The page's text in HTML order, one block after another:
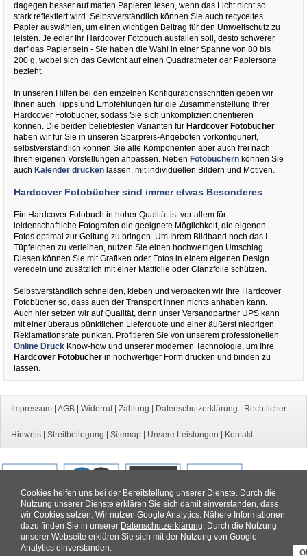
Cookies helfen uns bei der Bereitstellung unserer Dienste. Durch die
Nutzung unserer Dienste erklären Sie sich damit einverstanden, dass
wir Cookies setzen. Wir nutzen Google Analytics. Nähere Informationen
dazu finden Sie in unserer Datenschutzerklärung. Durch die Nutzung
unserer Webseite erklären Sie sich mit der Nutzung von Google
Analytics einverstanden.
dagegen besser auf matten Papieren lesen, wenn das Licht nicht so
stark reflektiert wird. Selbstverständlich können Sie auch recyceltes
Papier auswählen, um einen wichtigen Beitrag für den Umweltschutz zu
leisten. Je edler Ihr Hardcover Fotobuch ausfallen soll, desto schwerer
darf das Papier sein - Sie haben die Wahl in einer Spanne von 80 bis
200 g, wobei sich das Gewicht auf einen Quadratmeter der Papiersorte
bezieht.
In unseren Hilfen bei den einzelnen Konfigurationsschritten geben wir
Ihnen auch Tipps und Empfehlungen für die Zusammenstellung Ihrer
Hardcover Fotobücher, sodass Sie sich unkompliziert orientieren
können. Die beiden beliebtesten Varianten für Hardcover Fotobücher
haben wir für Sie in unseren Sparpreis-Angeboten vorkonfiguriert,
selbstverständlich können Sie alle Komponenten aber auch frei nach
Ihren eigenen Vorstellungen anpassen. Neben Fotobüchern können Sie
auch Kalender drucken lassen, mit individuellen Bildern und Motiven.
Hardcover Fotobücher sind immer etwas Besonderes
Ein Hardcover Fotobuch in hoher Qualität ist vor allem für
leidenschaftliche Fotografen die geeignete Möglichkeit, die eigenen
Fotos optimal zur Geltung zu bringen. Um Ihrem Bildband noch das I-
Tüpfelchen zu verleihen, nutzen Sie einen hochwertigen Umschlag.
Diesen können Sie mit Grafiken oder Fotos in einem eigenen Design
veredeln und zusätzlich mit einer Mattfolie oder Glanzfolie schützen.
Selbstverständlich schneiden, kleben und verpacken wir Ihre Hardcover
Fotobücher so, dass auch der Transport ihnen nichts anhaben kann.
Auch hier setzen wir auf Qualität, denn unser Versandpartner UPS kann
mit einer überaus pünktlichen Lieferquote und einer äußerst niedrigen
Reklamationsrate punkten. Profitieren Sie von unserem professionellen
Online Druck Know-how und unserer modernen Technologie, um Ihre
Hardcover Fotobücher in hochwertiger Form drucken und binden zu
lassen.
Impressum AGB Widerruf| Zahlung Datenschutzerklärung Rechtlicher
Hinweis Streitbeilegung Sitemap Unsere Leistungen Kontakt